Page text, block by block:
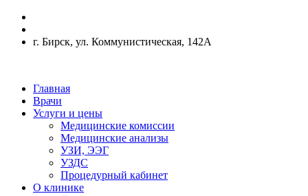
г. Бирск, ул. Коммунистическая, 142А
Главная
Врачи
Услуги и цены
Медицинские комиссии
Медицинские анализы
УЗИ, ЭЭГ
УЗДС
Процедурный кабинет
О клинике